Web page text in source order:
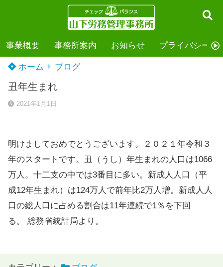
事業概要 事務所案内 お知らせ プライバシーポ
ホーム ブログ
丑年生まれ
2021年1月1日
明けましておめでとうございます。２０２１年令和３
年のスタートです。丑（うし）年生まれの人口は1066
万人。十二支の中では3番目に多い。新成人人口（平
成12年生まれ）は124万人で前年比2万人増。新成人人
口の総人口に占める割合は11年連続で1％を下回
る。 総務省統計局より。